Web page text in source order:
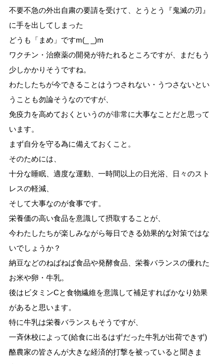
不要不急の外出自粛の要請を受けて、とうとう『鬼滅の刃』
に手を出してしまった
どうも「まめ」ですm(_ _)m
ワクチン・治療薬の開発が待たれるところですが、まだもう
少しかかりそうですね。
わたしたちが今できることはうつされない・うつさないとい
うことも勿論そうなのですが、
免疫力を高めておくというのが非常に大事なことだと思って
います。
まず自分を守る為に備えておくこと。
そのためには、
十分な睡眠、適度な運動、一時間以上の日光浴、日々のスト
レスの軽減、
そして大事なのが食事です。
栄養価の高い食品を意識して摂取することが、
今わたしたちが楽しみながら毎日できる効果的な対策ではな
いでしょうか？
納豆などのねばねば食品や発酵食品、栄養バランスの優れた
お米や卵・牛乳。
後はビタミンCと食物繊維を意識して補足すればかなり効果
があると思います。
特に牛乳は栄養バランスもそうですが、
一斉休校によって(給食に出るはずだった牛乳が出荷できず)
酪農家の皆さんが大きな経済的打撃を被っていると聞きま